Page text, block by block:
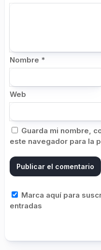
Nombre *
Web
Guarda mi nombre,
este navegador para la
Marca aquí para
entradas